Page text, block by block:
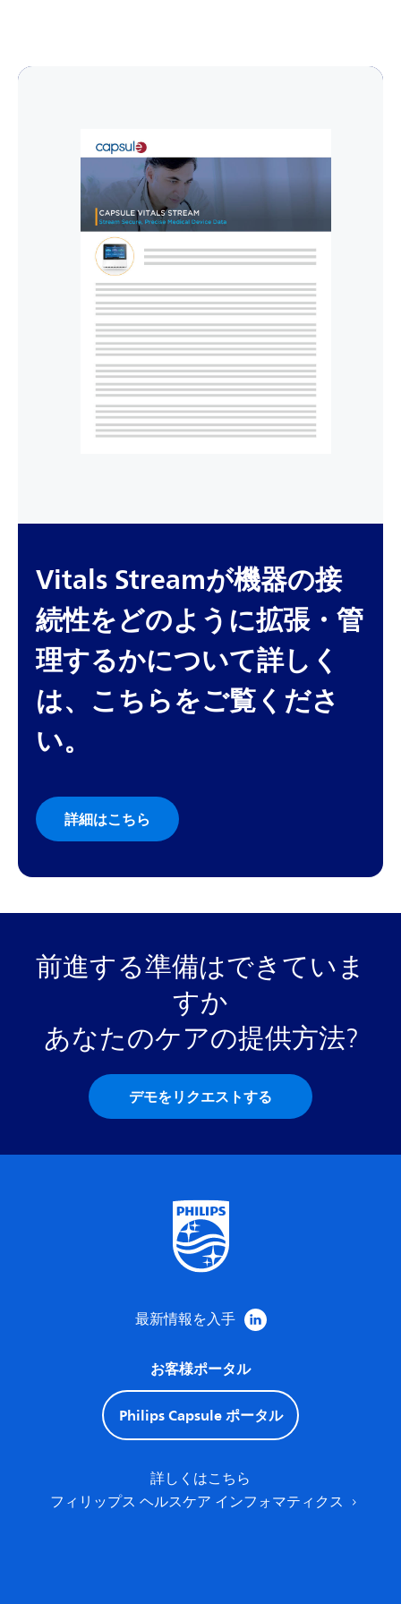
Vitals Streamが機器の接
続性をどのように拡張・管
理するかについて詳しく
は、こちらをご覧くださ
い。
詳細はこちら
前進する準備はできていま
すか
あなたのケアの提供方法?
デモをリクエストする
最新情報を入手
お客様ポータル
Philips Capsule ポータル
詳しくはこちら
フィリップス ヘルスケア インフォマティクス